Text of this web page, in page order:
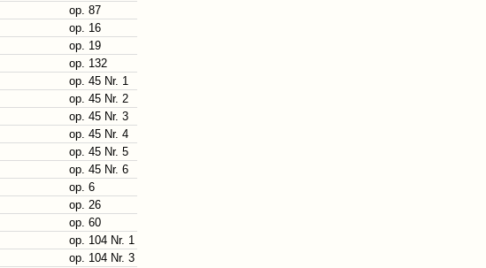
op. 87
op. 16
op. 19
op. 132
op. 45 Nr. 1
op. 45 Nr. 2
op. 45 Nr. 3
op. 45 Nr. 4
op. 45 Nr. 5
op. 45 Nr. 6
op. 6
op. 26
op. 60
op. 104 Nr. 1
op. 104 Nr. 3